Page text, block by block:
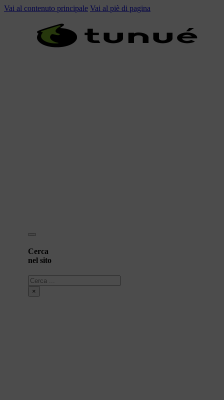
Vai al contenuto principale Vai al piè di pagina
Cerca
nel sito
Cerca
×